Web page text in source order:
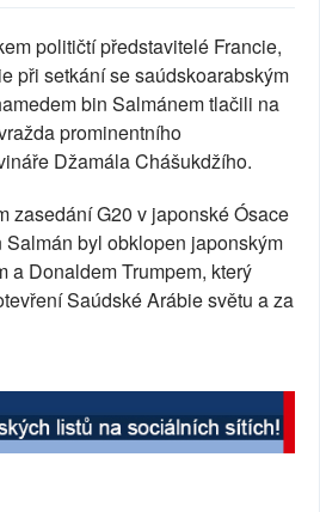
političtí představitelé Francie,
při setkání se saúdskoarabským
bin Salmánem tlačili na
prominentního
Džamála Chášukdžího.
zasedání G20 v japonské Ósace
byl obklopen japonským
a Donaldem Trumpem, který
Saúdské Arábie světu a za